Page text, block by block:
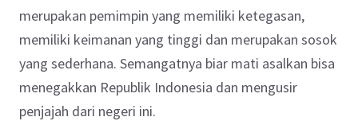
merupakan pemimpin yang memiliki ketegasan,
memiliki keimanan yang tinggi dan merupakan sosok
yang sederhana. Semangatnya biar mati asalkan bisa
menegakkan Republik Indonesia dan mengusir
penjajah dari negeri ini.